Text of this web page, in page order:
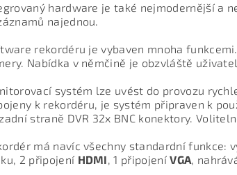
hardware je také nejmodernější a
najednou.
rekordéru je vybaven mnoha
Nabídka v němčině je obzvláště
systém lze uvést do provozu
k rekordéru, je systém připraven k
straně DVR 32x BNC konektory.
má navíc všechny standardní funkce:
2 připojení HDMI, 1 připojeníVGA,